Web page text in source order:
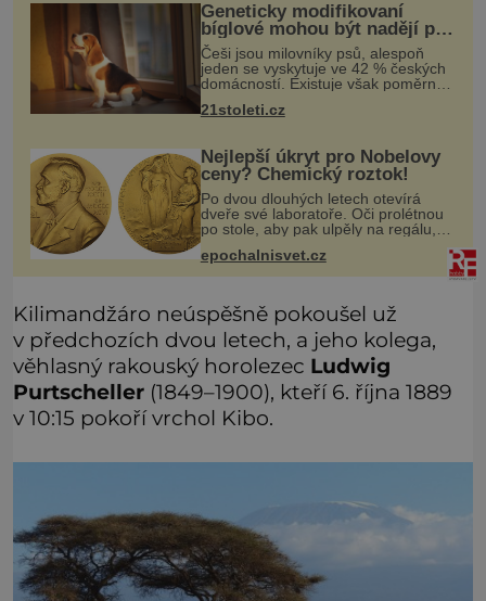
Geneticky modifikovaní
bíglové mohou být nadějí pro
alergiky
Češi jsou milovníky psů, alespoň
jeden se vyskytuje ve 42 % českých
domácností. Existuje však poměrně
pořídili, ale nemohou, protože jsou
21stoleti.cz
Nejlepší úkryt pro Nobelovy
ceny? Chemický roztok!
Po dvou dlouhých letech otevírá
dveře své laboratoře. Oči prolétnou
po stole, aby pak ulpěly na regálu,
kde se nachází všemožné látky.
Hledá žluto-oranžovou tekutinu,
jakmile ji zahlédne, nesmírně se
epochalnisvet.cz
Kilimandžáro neúspěšně pokoušel už
v předchozích dvou letech, a jeho kolega,
věhlasný rakouský horolezec Ludwig
Purtscheller (1849–1900), kteří 6. října 1889
v 10:15 pokoří vrchol Kibo.